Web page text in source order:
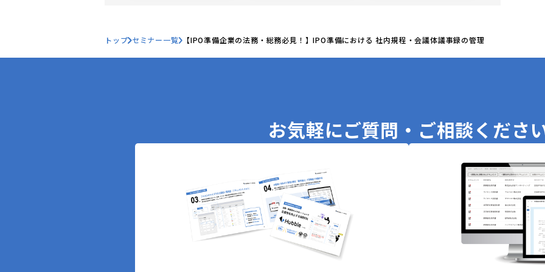
トップ セミナー一覧 【IPO準備企業の法務・総務必見！】IPO準備における 社内規程・会議体議事録の管理
お気軽にご質問・ご相談くださ